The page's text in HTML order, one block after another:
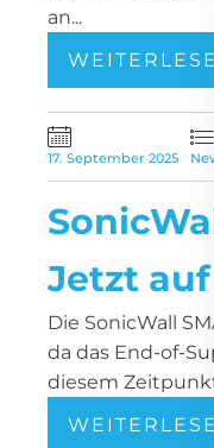
an...
17. September 2025
Jetzt
Die SonicWall
da das End-of-
diesem Zeitpunkt